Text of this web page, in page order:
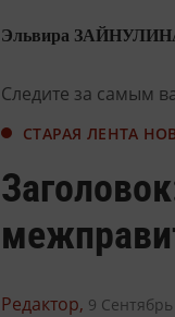
Эльвира
Следите за самым
СТАРАЯ ЛЕНТА
Редактор, 9